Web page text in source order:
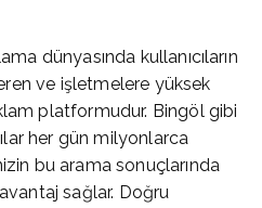
dünyasında kullanıcıların
ve işletmelere yüksek
platformudur. Bingöl gibi
her gün milyonlarca
bu arama sonuçlarında
sağlar. Doğru